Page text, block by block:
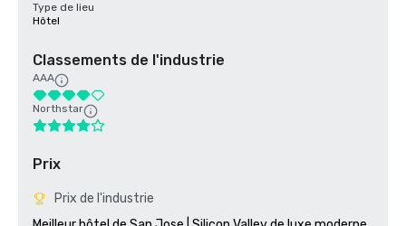
Type de lieu
Hôtel
Classements de l'industrie
AAA
Northstar
Prix
Prix de l'industrie